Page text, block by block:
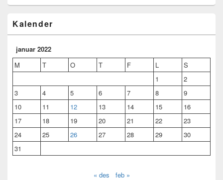
Kalender
januar 2022
M
T O T F L
S
1
2
3
4 5 6 7 8
9
10
11 12 13 14 15
16
17
18 19 20 21 22
23
24
25 26 27 28 29
30
31
« des feb »